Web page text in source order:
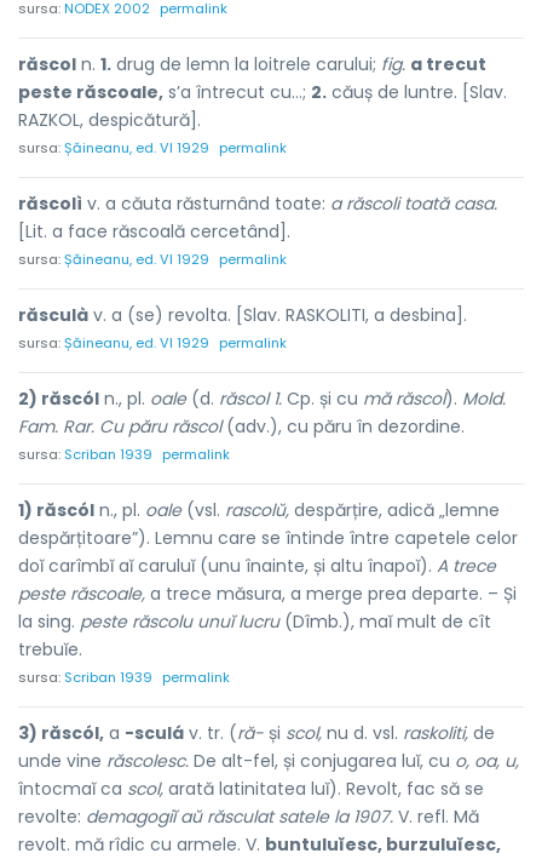
sursa:NODEX 2002 permalink
răscol n. 1. drug de lemn la loitrele carului; fig. a trecut
peste răscoale, s’a întrecut cu...; 2. căuș de luntre. [Slav.
RAZKOL, despicătură].
sursa:Șăineanu, ed. VI 1929 permalink
răscolì v. a căuta răsturnând toate: a răscoli toată casa.
[Lit. a face răscoală cercetând].
sursa:Șăineanu, ed. VI 1929 permalink
răsculà v. a (se) revolta. [Slav. RASKOLITI, a desbina].
sursa:Șăineanu, ed. VI 1929 permalink
2) răscól n., pl. oale(d. răscol 1. Cp. și cu mă răscol). Mold.
Fam. Rar. Cu păru răscol(adv.), cu păru în dezordine.
sursa: Scriban 1939 permalink
1) răscól n., pl. oale(vsl. rascolŭ, despărțire, adică „lemne
despărțitoare”). Lemnu care se întinde între capetele celor
doĭ carîmbĭ aĭ caruluĭ (unu înainte, și altu înapoĭ). A trece
peste răscoale, a trece măsura, a merge prea departe. – Și
la sing. peste răscolu unuĭ lucru(Dîmb.), maĭ mult de cît
trebuĭe.
sursa: Scriban 1939 permalink
3) răscól, a -sculá v. tr. (ră- și scol, nu d. vsl. raskoliti, de
unde vine răscolesc. De alt-fel, și conjugarea luĭ, cu o, oa, u,
întocmaĭ ca scol, arată latinitatea luĭ). Revolt, fac să se
revolte: demagogiĭ aŭ răsculat satele la 1907. V. refl. Mă
revolt. mă rîdic cu armele. V. buntuluĭesc, burzuluĭesc,